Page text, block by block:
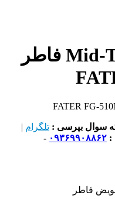
کیس گیمینگ Mid-Tower فاطر
FATER FG-
سوال بپرسی : تلگرام |
: ۰۹۳۶۹۹۰۸۸۶۲ -